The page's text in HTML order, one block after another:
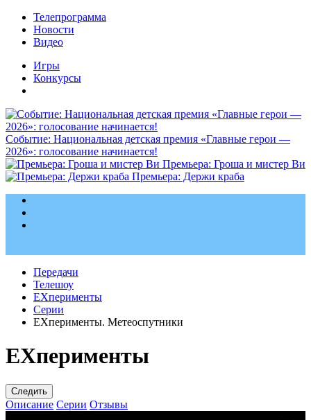
Телепрограмма
Новости
Видео
Игры
Конкурсы
Событие: Национальная детская премия «Главные герои —
2026»: голосование начинается!
Премьера: Гроша и мистер Ви
Премьера: Держи краба
Передачи
Телешоу
EXперименты
Серии
EXперименты. Метеоспутники
EXперименты
Следить
Описание Серии Отзывы